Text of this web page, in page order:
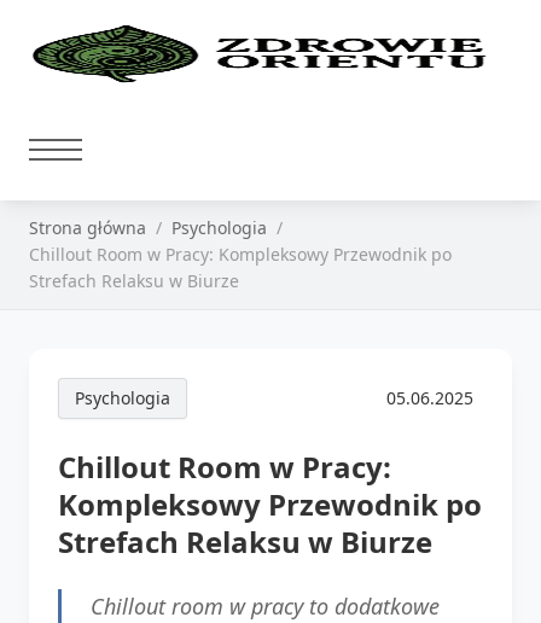
Strona główna
Psychologia
Chillout Room w Pracy: Kompleksowy Przewodnik po
Strefach Relaksu w Biurze
Psychologia 05.06.2025
Chillout Room w Pracy:
Kompleksowy Przewodnik po
Strefach Relaksu w Biurze
Chillout room w pracy to dodatkowe